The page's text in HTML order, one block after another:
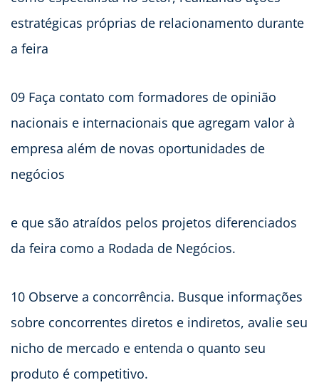
estratégicas próprias de relacionamento durante
a feira
09 Faça contato com formadores de opinião
nacionais e internacionais que agregam valor à
empresa além de novas oportunidades de
negócios
e que são atraídos pelos projetos diferenciados
da feira como a Rodada de Negócios.
10 Observe a concorrência. Busque informações
sobre concorrentes diretos e indiretos, avalie seu
nicho de mercado e entenda o quanto seu
produto é competitivo.